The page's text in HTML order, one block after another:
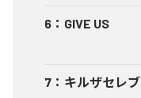
6 ： GIVE US
7 ： キルザセレブ